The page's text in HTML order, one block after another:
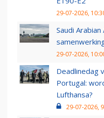
29-07-2026,
Saudi
29-07-2026,
Deadlinedag
Portugal:
Lufthansa?
29-07-2026,